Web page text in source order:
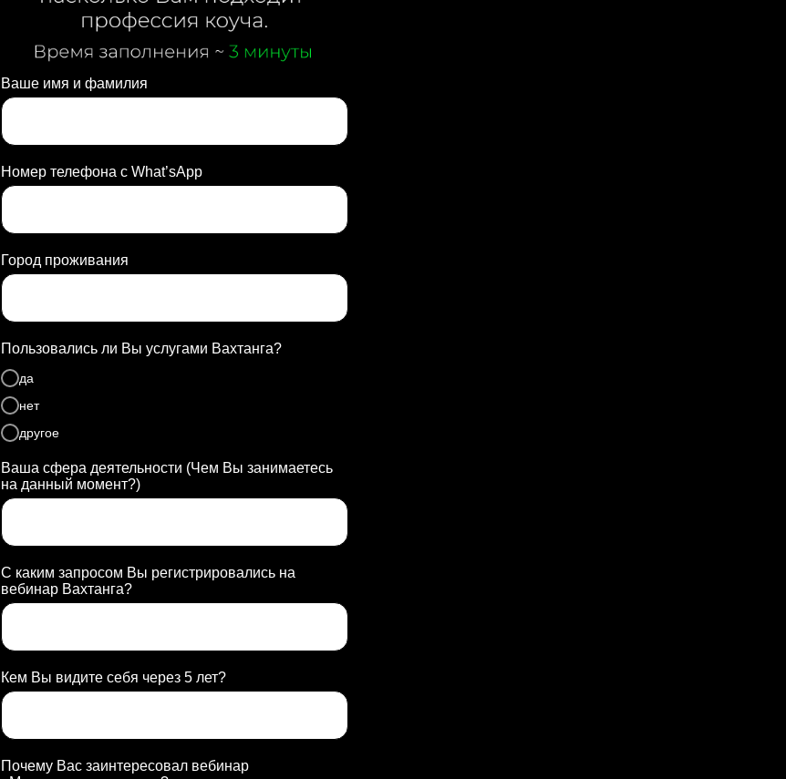
Ваше имя и фамилия
Номер телефона с What’sApp
Город проживания
Пользовались ли Вы услугами Вахтанга?
да
нет
другое
Ваша сфера деятельности (Чем Вы занимаетесь
на данный момент?)
С каким запросом Вы регистрировались на
вебинар Вахтанга?
Кем Вы видите себя через 5 лет?
Почему Вас заинтересовал вебинар